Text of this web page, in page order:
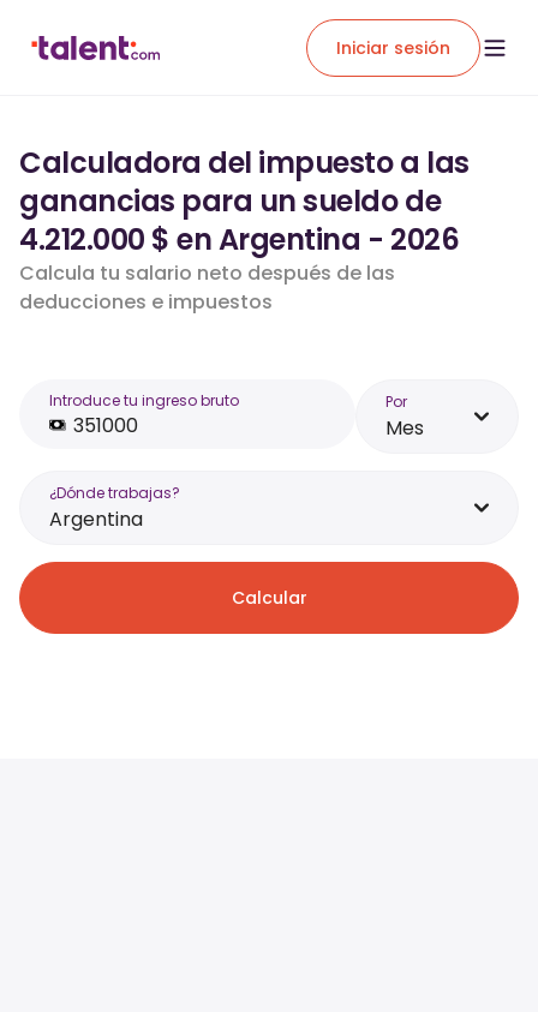
Iniciar sesión
Calculadora del impuesto a las
ganancias para un sueldo de
4.212.000 $ en Argentina - 2026
Calcula tu salario neto después de las
deducciones e impuestos
Introduce tu ingreso bruto Por
Mes
¿Dónde trabajas?
Argentina
Calcular